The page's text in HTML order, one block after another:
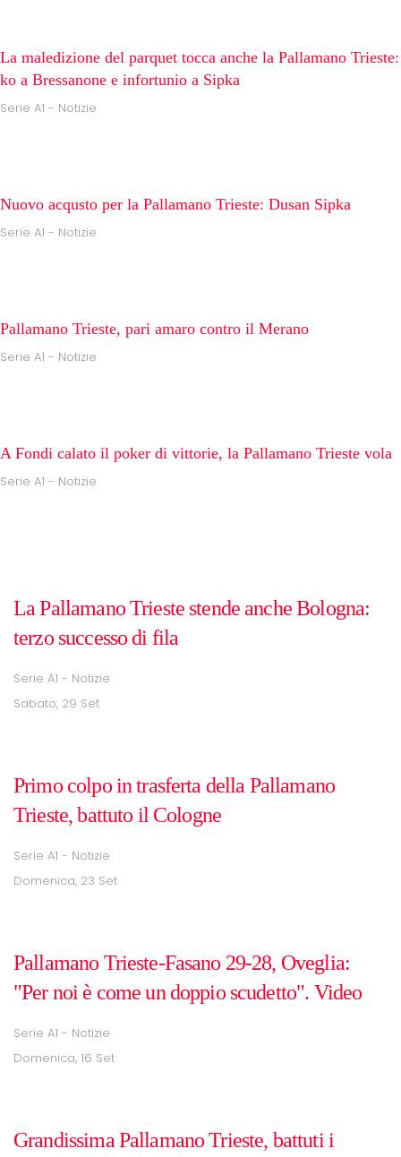
La maledizione del parquet tocca anche la Pallamano Trieste:
ko a Bressanone e infortunio a Sipka
Serie A1 - Notizie
Nuovo acqusto per la Pallamano Trieste: Dusan Sipka
Serie A1 - Notizie
Pallamano Trieste, pari amaro contro il Merano
Serie A1 - Notizie
A Fondi calato il poker di vittorie, la Pallamano Trieste vola
Serie A1 - Notizie
La Pallamano Trieste stende anche Bologna:
terzo successo di fila
Serie A1 - Notizie
Sabato, 29 Set
Primo colpo in trasferta della Pallamano
Trieste, battuto il Cologne
Serie A1 - Notizie
Domenica, 23 Set
Pallamano Trieste-Fasano 29-28, Oveglia:
"Per noi è come un doppio scudetto". Video
Serie A1 - Notizie
Domenica, 16 Set
Grandissima Pallamano Trieste, battuti i